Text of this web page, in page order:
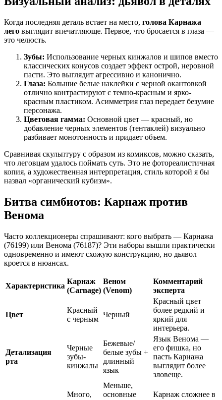
Когда последняя деталь встает на место, голова Карнажа
лего выглядит впечатляюще. Первое, что бросается в глаза —
это челюсть.
Зубы: Использование черных кинжалов и шипов вместо
классических конусов создает эффект острой, неровной
пасти. Это выглядит агрессивно и канонично.
Глаза: Большие белые наклейки с черной окантовкой
отлично контрастируют с темно-красным и ярко-
красным пластиком. Асимметрия глаз передает безумие
персонажа.
Цветовая гамма: Основной цвет — красный, но
добавление черных элементов (тентаклей) визуально
разбивает монотонность и придает объем.
Сравнивая скульптуру с образом из комиксов, можно сказать,
что леговцам удалось поймать суть. Это не фотореалистичная
копия, а художественная интерпретация, стиль которой я бы
назвал «органический кубизм».
Битва симбиотов: Карнаж против
Венома
Часто коллекционеры спрашивают: кого выбрать — Карнажа
(76199) или Венома (76187)? Эти наборы вышли практически
одновременно и имеют схожую конструкцию, но дьявол
кроется в нюансах.
Характеристика
Карнаж
(Carnage)
Веном
(Venom)
Комментарий
эксперта
Цвет
Красный
с черным
Черный
Красный цвет
более редкий и
яркий для
интерьера.
Детализация
рта
Черные
зубы-
кинжалы
Бежевые/
белые зубы +
длинный
язык
Язык Венома —
его фишка, но
пасть Карнажа
выглядит более
зловеще.
Много,
Меньше,
основные
Карнаж сложнее в